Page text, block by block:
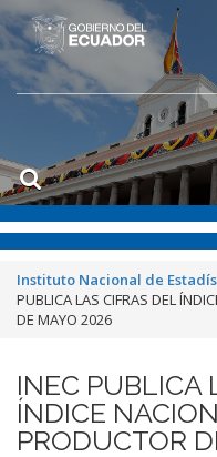
Instituto Nacional de
PUBLICA LAS CIFRAS DEL
DE MAYO 2026
INEC PUBLICA
ÍNDICE
PRODUCTOR